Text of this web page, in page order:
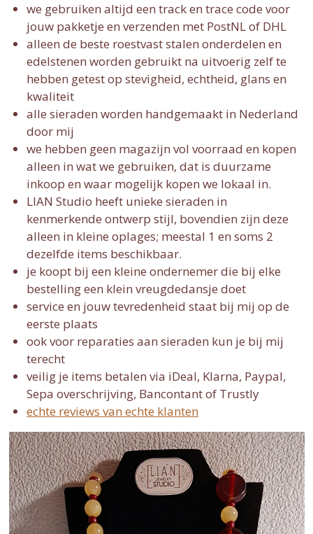
we gebruiken altijd een track en trace code voor
jouw pakketje en verzenden met PostNL of DHL
alleen de beste roestvast stalen onderdelen en
edelstenen worden gebruikt na uitvoerig zelf te
hebben getest op stevigheid, echtheid, glans en
kwaliteit
alle sieraden worden handgemaakt in Nederland
door mij
we hebben geen magazijn vol voorraad en kopen
alleen in wat we gebruiken, dat is duurzame
inkoop en waar mogelijk kopen we lokaal in.
LIAN Studio heeft unieke sieraden in
kenmerkende ontwerp stijl, bovendien zijn deze
alleen in kleine oplages; meestal 1 en soms 2
dezelfde items beschikbaar.
je koopt bij een kleine ondernemer die bij elke
bestelling een klein vreugdedansje doet
service en jouw tevredenheid staat bij mij op de
eerste plaats
ook voor reparaties aan sieraden kun je bij mij
terecht
veilig je items betalen via iDeal, Klarna, Paypal,
Sepa overschrijving, Bancontant of Trustly
echte reviews van echte klanten